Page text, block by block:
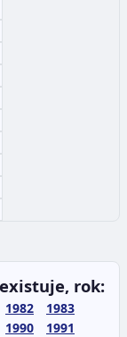
rok:
1982
1983
1990
1991